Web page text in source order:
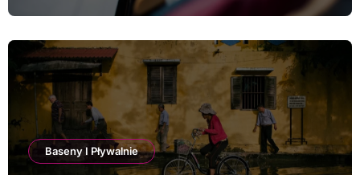
Baseny I Pływalnie